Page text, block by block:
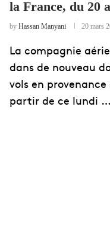
la France, du 20
by Hassan Manyani 20 mars
La compagnie
dans de nouveau
vols en
partir de ce lundi …